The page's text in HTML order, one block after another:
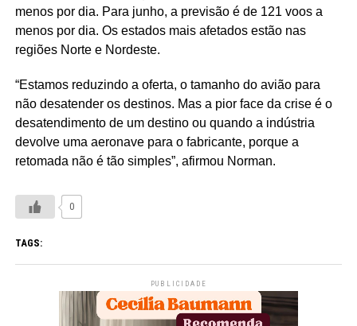
menos por dia. Para junho, a previsão é de 121 voos a
menos por dia. Os estados mais afetados estão nas
regiões Norte e Nordeste.
“Estamos reduzindo a oferta, o tamanho do avião para
não desatender os destinos. Mas a pior face da crise é o
desatendimento de um destino ou quando a indústria
devolve uma aeronave para o fabricante, porque a
retomada não é tão simples”, afirmou Norman.
0
TAGS:
PUBLICIDADE